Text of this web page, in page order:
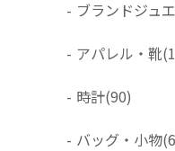
- ブランドジュ
- アパレル・靴
- 時計(90)
- バッグ・小物